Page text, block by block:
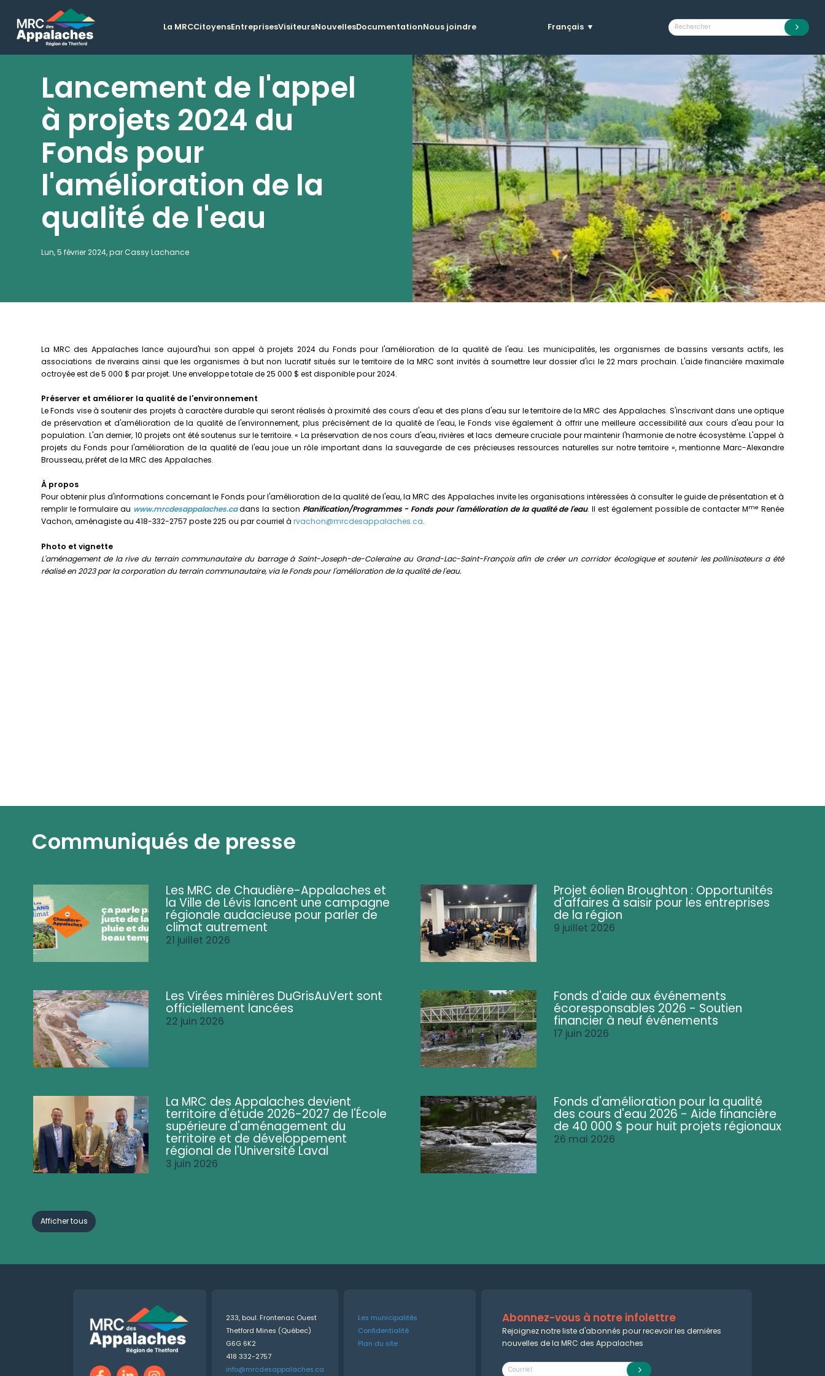
La MRCCitoyensEntreprisesVisiteursNouvellesDocumentationNous joindre Français ▼
Lancement de l'appel
à projets 2024 du
Fonds pour
l'amélioration de la
qualité de l'eau
Lun, 5 février 2024, par Cassy Lachance
La MRC des Appalaches lance aujourd'hui son appel à projets 2024 du Fonds pour l'amélioration de la qualité de l'eau. Les municipalités, les organismes de bassins versants actifs, les
associations de riverains ainsi que les organismes à but non lucratif situés sur le territoire de la MRC sont invités à soumettre leur dossier d'ici le 22 mars prochain. L'aide financière maximale
octroyée est de 5 000 $ par projet. Une enveloppe totale de 25 000 $ est disponible pour 2024.
Préserver et améliorer la qualité de l'environnement
Le Fonds vise à soutenir des projets à caractère durable qui seront réalisés à proximité des cours d'eau et des plans d'eau sur le territoire de la MRC des Appalaches. S'inscrivant dans une optique
de préservation et d'amélioration de la qualité de l'environnement, plus précisément de la qualité de l'eau, le Fonds vise également à offrir une meilleure accessibilité aux cours d'eau pour la
population. L'an dernier, 10 projets ont été soutenus sur le territoire. « La préservation de nos cours d'eau, rivières et lacs demeure cruciale pour maintenir l'harmonie de notre écosystème. L'appel à
projets du Fonds pour l'amélioration de la qualité de l'eau joue un rôle important dans la sauvegarde de ces précieuses ressources naturelles sur notre territoire », mentionne Marc-Alexandre
Brousseau, préfet de la MRC des Appalaches.
À propos
Pour obtenir plus d'informations concernant le Fonds pour l'amélioration de la qualité de l'eau, la MRC des Appalaches invite les organisations intéressées à consulter le guide de présentation et à
remplir le formulaire au www.mrcdesappalaches.cadans la section Planification/Programmes- Fonds pour l'amélioration de la qualité de l'eau. Il est également possible de contacter Mme Renée
Vachon, aménagiste au 418-332-2757 poste 225 ou par courriel àrvachon@mrcdesappalaches.ca.
Photo et vignette
L'aménagement de la rive du terrain communautaire du barrage à Saint-Joseph-de-Coleraine au Grand-Lac-Saint-François afin de créer un corridor écologique et soutenir les pollinisateurs a été
réalisé en 2023 par la corporation du terrain communautaire, via le Fonds pour l'amélioration de la qualité de l'eau.
Communiqués de presse
Les MRC de Chaudière-Appalaches et
la Ville de Lévis lancent une campagne
régionale audacieuse pour parler de
climat autrement
21 juillet 2026
Projet éolien Broughton : Opportunités
d'affaires à saisir pour les entreprises
de la région
9 juillet 2026
Les Virées minières DuGrisAuVert sont
officiellement lancées
22 juin 2026
Fonds d'aide aux événements
écoresponsables 2026 - Soutien
financier à neuf événements
17 juin 2026
La MRC des Appalaches devient
territoire d'étude 2026-2027 de l'École
supérieure d'aménagement du
territoire et de développement
régional de l'Université Laval
3 juin 2026
Fonds d'amélioration pour la qualité
des cours d'eau 2026 - Aide financière
de 40 000 $ pour huit projets régionaux
26 mai 2026
Afficher tous
233, boul. Frontenac Ouest
Thetford Mines (Québec)
G6G 6K2
418 332-2757
info@mrcdesappalaches.ca
Les municipalités
Confidentialité
Plan du site
Abonnez-vous à notre infolettre
Rejoignez notre liste d'abonnés pour recevoir les dernières
nouvelles de la MRC des Appalaches